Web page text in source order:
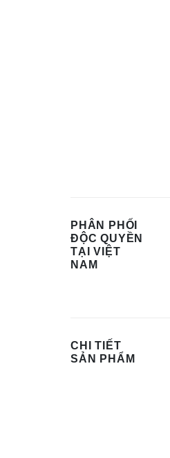
PHÂN PHỐI
ĐỘC QUYỀN
TẠI VIỆT
NAM
CHI TIẾT
SẢN PHẨM